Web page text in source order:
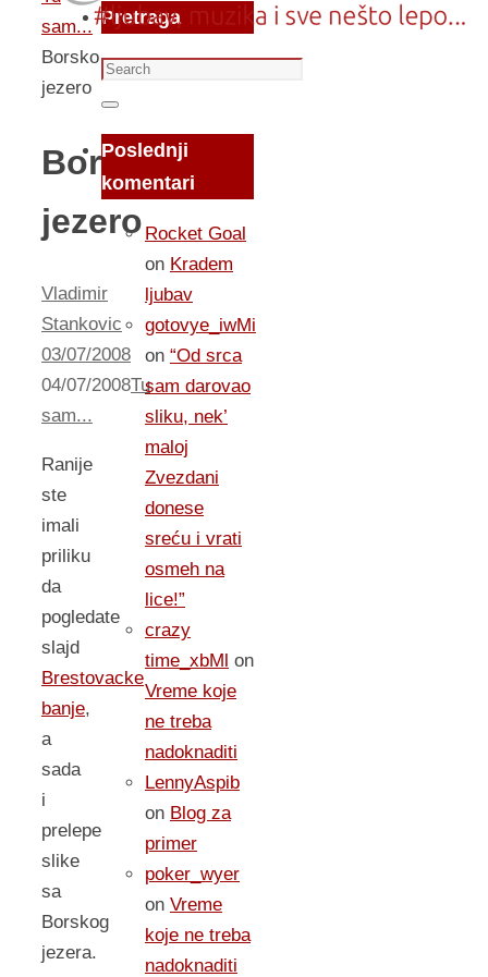
sam...
Borsko
jezero
Borsko
jezero
Vladimir
Stankovic
03/07/2008
04/07/2008Tu
sam...
Ranije
ste
imali
priliku
da
pogledate
slajd
Brestovacke
banje,
a
sada
i
prelepe
slike
sa
Borskog
jezera.
Pretraga
Search
for:
Search
Poslednji
komentari
Rocket Goal
on Kradem
ljubav
gotovye_iwMi
on “Od srca
sam darovao
sliku, nek’
maloj
Zvezdani
donese
sreću i vrati
osmeh na
lice!”
crazy
time_xbMl on
Vreme koje
ne treba
nadoknaditi
LennyAspib
on Blog za
primer
poker_wyer
on Vreme
koje ne treba
nadoknaditi